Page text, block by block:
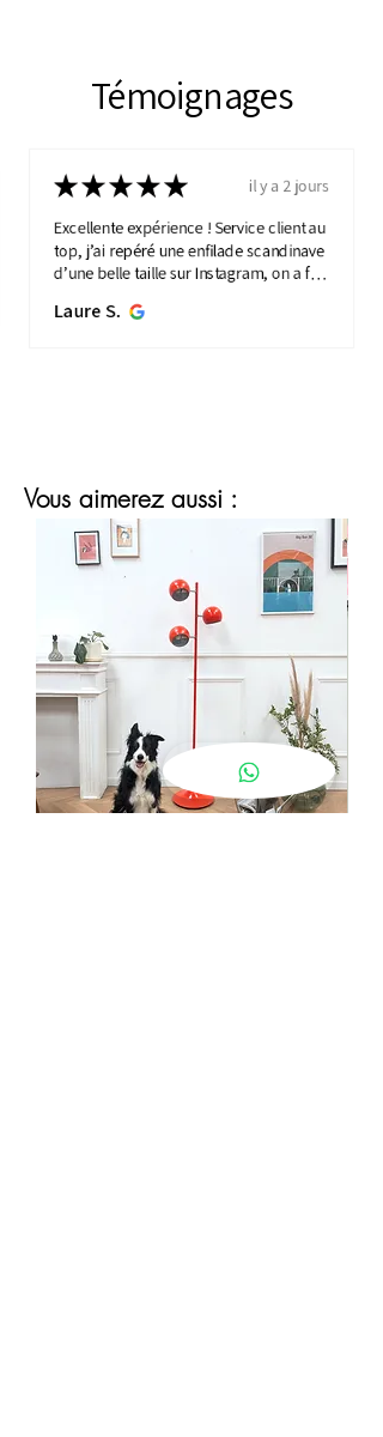
Témoignages
★★★★★
il y a 2 jours
Excellente expérience ! Service client au
top, j’ai repéré une enfilade scandinave
d’une belle taille sur Instagram, on a fait
plus...MONTRE PLUS
Laure S.
Vous aimerez aussi :